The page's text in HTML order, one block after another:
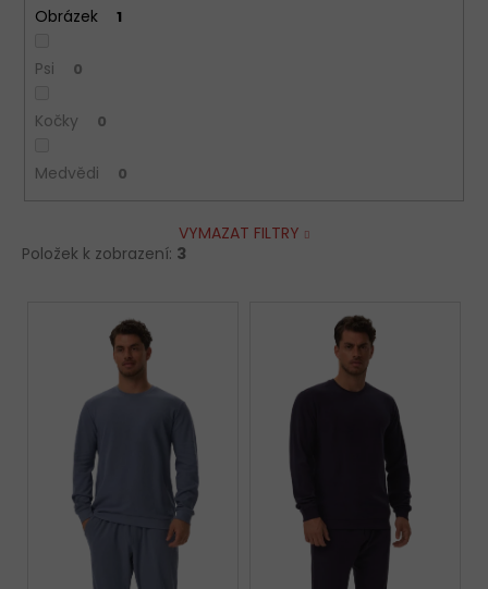
Obrázek 1
Psi 0
Kočky 0
Medvědi 0
VYMAZAT FILTRY
Položek k zobrazení: 3